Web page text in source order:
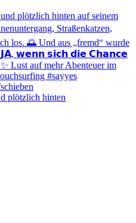
plötzlich hinten